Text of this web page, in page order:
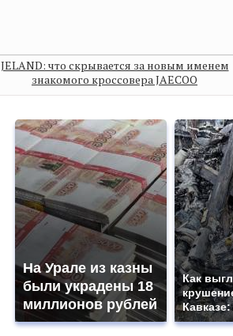
JELAND: что скрывается за новым именем
знакомого кроссовера JAECOO
На Урале из казны
были украдены 18
миллионов рублей
Как